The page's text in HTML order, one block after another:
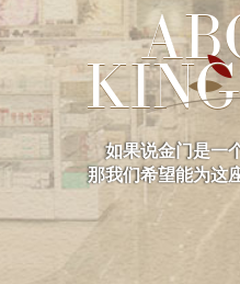
如果说金门是一
那我们希望能为这